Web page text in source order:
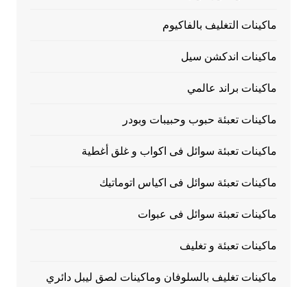
ماكينات التغليف بالفاكيوم
ماكينات اندكشن سيل
ماكينات براند عالمي
ماكينات تعبئة حبوب وحبيبات وبودر
ماكينات تعبئة سوائل فى اكواب و غلق أغطية
ماكينات تعبئة سوائل فى اكياس اتوماتيك
ماكينات تعبئة سوائل فى عبوات
ماكينات تعبئة و تغليف
ماكينات تغليف بالسلوفان وماكينات لصق ليبل دائري